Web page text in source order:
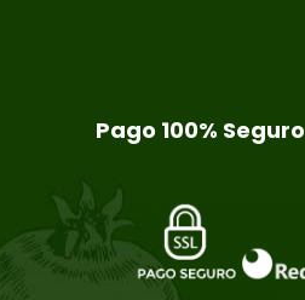
Pago 100% Seguro